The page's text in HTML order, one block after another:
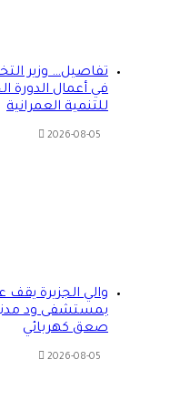
تفاصيل… وزير
في أعمال الدورة
للتنمية العمرانية
2026-08-05
والي الجزيرة يقف
بمستشفى ود مدني
صعق كهربائي
2026-08-05